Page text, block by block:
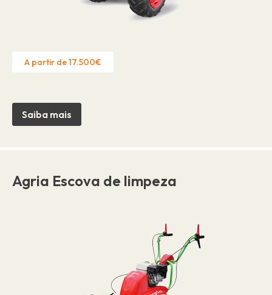
A partir de 17.500€
Saiba mais
Agria Escova de limpeza